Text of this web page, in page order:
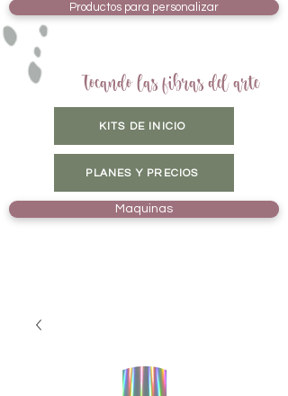
Productos para personalizar
Tocando las fibras del arte
KITS DE INICIO
PLANES Y PRECIOS
Maquinas